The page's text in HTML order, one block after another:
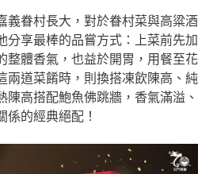
義眷村長大，對於眷村菜與高粱酒
分享最棒的品嘗方式：上菜前先加
整體香氣，也益於開胃，用餐至花
兩道菜餚時，則換搭凍飲陳高、純
陳高搭配鮑魚佛跳牆，香氣滿溢、
係的經典絕配！